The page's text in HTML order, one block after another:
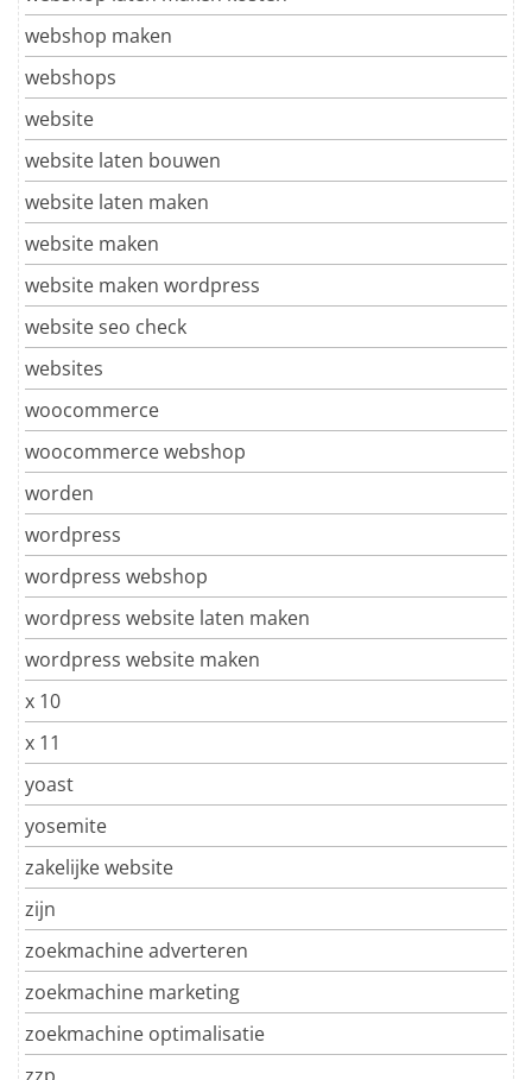
webshop maken
webshops
website
website laten bouwen
website laten maken
website maken
website maken wordpress
website seo check
websites
woocommerce
woocommerce webshop
worden
wordpress
wordpress webshop
wordpress website laten maken
wordpress website maken
x 10
x 11
yoast
yosemite
zakelijke website
zijn
zoekmachine adverteren
zoekmachine marketing
zoekmachine optimalisatie